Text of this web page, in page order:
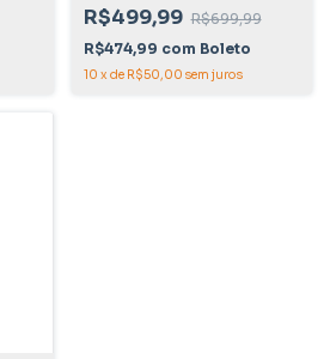
R$499,99 R$699,99
R$474,99 com Boleto
10 x de R$50,00 sem juros